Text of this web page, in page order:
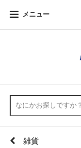
メニュー
雑貨